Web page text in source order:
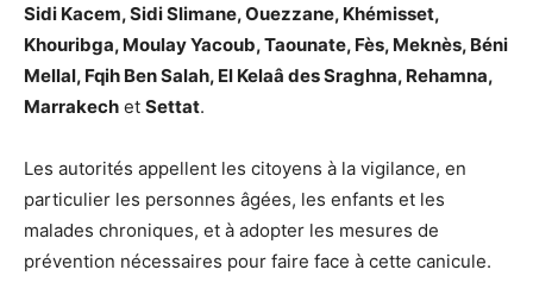
Sidi Kacem, Sidi Slimane, Ouezzane, Khémisset,
Khouribga, Moulay Yacoub, Taounate, Fès, Meknès, Béni
Mellal, Fqih Ben Salah, El Kelaâ des Sraghna, Rehamna,
Marrakech et Settat.
Les autorités appellent les citoyens à la vigilance, en
particulier les personnes âgées, les enfants et les
malades chroniques, et à adopter les mesures de
prévention nécessaires pour faire face à cette canicule.